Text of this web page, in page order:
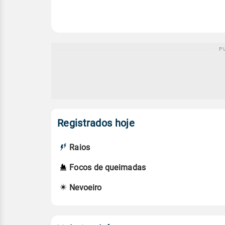
Registrados hoje
Raios
Focos de queimadas
Nevoeiro